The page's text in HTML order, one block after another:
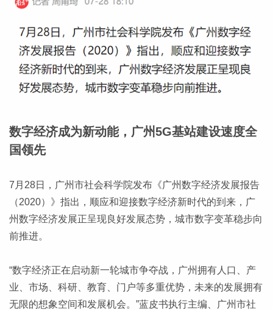
数字经济成为新动能，广州5G基站建设速度全
国领先
7月28日，广州市社会科学院发布《广州数字经济发展报告
（2020）》指出，顺应和迎接数字经济新时代的到来，广
州数字经济发展正呈现良好发展态势，城市数字变革稳步向
前推进。
“数字经济正在启动新一轮城市争夺战，广州拥有人口、产
业、市场、科研、教育、门户等多重优势，未来的发展拥有
无限的想象空间和发展机会。”蓝皮书执行主编、广州市社